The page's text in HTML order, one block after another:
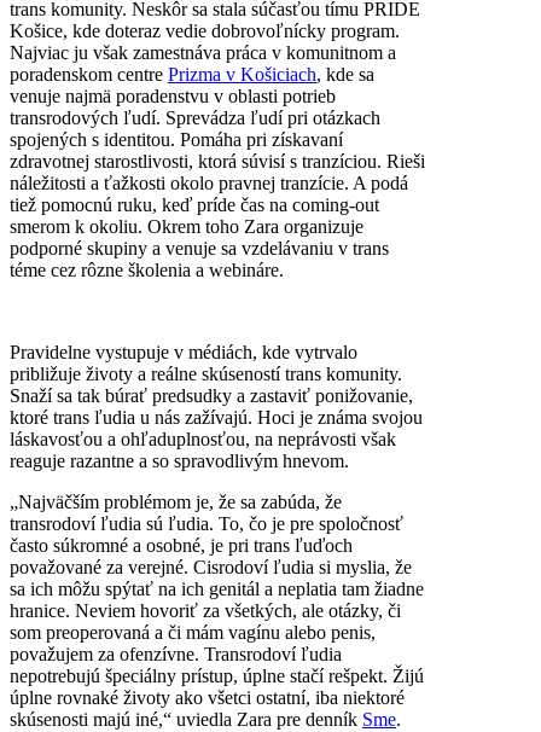
trans komunity. Neskôr sa stala súčasťou tímu PRIDE
Košice, kde doteraz vedie dobrovoľnícky program.
Najviac ju však zamestnáva práca v komunitnom a
poradenskom centre Prizma v Košiciach, kde sa
venuje najmä poradenstvu v oblasti potrieb
transrodových ľudí. Sprevádza ľudí pri otázkach
spojených s identitou. Pomáha pri získavaní
zdravotnej starostlivosti, ktorá súvisí s tranzíciou. Rieši
náležitosti a ťažkosti okolo pravnej tranzície. A podá
tiež pomocnú ruku, keď príde čas na coming-out
smerom k okoliu. Okrem toho Zara organizuje
podporné skupiny a venuje sa vzdelávaniu v trans
téme cez rôzne školenia a webináre.
Pravidelne vystupuje v médiách, kde vytrvalo
približuje životy a reálne skúseností trans komunity.
Snaží sa tak búrať predsudky a zastaviť ponižovanie,
ktoré trans ľudia u nás zažívajú. Hoci je známa svojou
láskavosťou a ohľaduplnosťou, na neprávosti však
reaguje razantne a so spravodlivým hnevom.
„Najväčším problémom je, že sa zabúda, že
transrodoví ľudia sú ľudia. To, čo je pre spoločnosť
často súkromné a osobné, je pri trans ľuďoch
považované za verejné. Cisrodoví ľudia si myslia, že
sa ich môžu spýtať na ich genitál a neplatia tam žiadne
hranice. Neviem hovoriť za všetkých, ale otázky, či
som preoperovaná a či mám vagínu alebo penis,
považujem za ofenzívne. Transrodoví ľudia
nepotrebujú špeciálny prístup, úplne stačí rešpekt. Žijú
úplne rovnaké životy ako všetci ostatní, iba niektoré
skúsenosti majú iné,“ uviedla Zara pre denník Sme.